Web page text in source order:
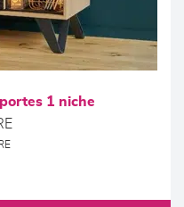
1 niche